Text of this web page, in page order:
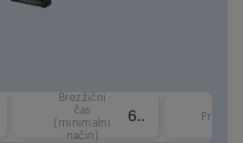
Brezžični
čas
(minimalni
način)
60 min